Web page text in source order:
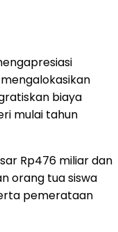
biaya
mulai tahun
Rp476 miliar dan
orang tua siswa
pemerataan